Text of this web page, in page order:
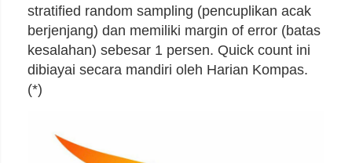
stratified random sampling (pencuplikan acak
berjenjang) dan memiliki margin of error (batas
kesalahan) sebesar 1 persen. Quick count ini
dibiayai secara mandiri oleh Harian Kompas.
(*)